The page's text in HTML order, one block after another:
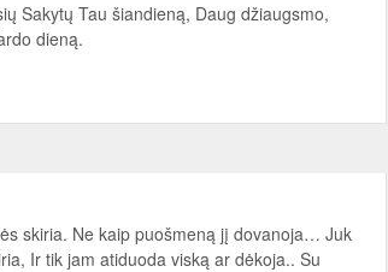
Sakytų Tau šiandieną, Daug džiaugsmo,
dieną.
skiria. Ne kaip puošmeną jį dovanoja… Juk
Ir tik jam atiduoda viską ar dėkoja.. Su